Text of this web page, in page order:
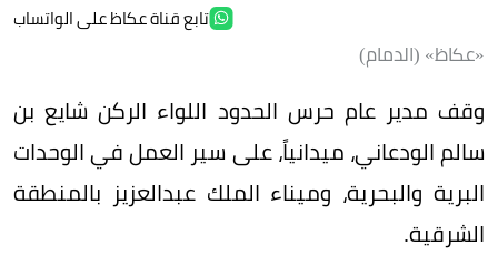
تابع قناة عكاظ على الواتساب
«عكاظ» (الدمام)
وقف مدير عام حرس الحدود اللواء الركن شايع بن
سالم الودعاني، ميدانياً، على سير العمل في الوحدات
البرية والبحرية، وميناء الملك عبدالعزيز بالمنطقة
الشرقية.